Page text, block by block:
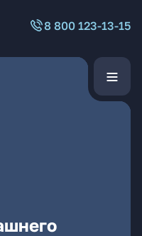
8 800 123-13-15